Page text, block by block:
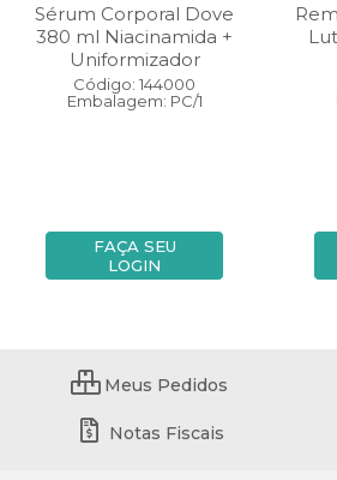
Sérum Corporal Dove
380 ml Niacinamida +
Uniformizador
Código: 144000
Embalagem: PC/1
FAÇA SEU
LOGIN
Meus Pedidos
Notas Fiscais